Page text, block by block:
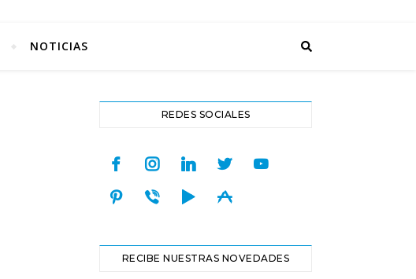
NOTICIAS
REDES SOCIALES
facebookinstagramlinkedintwitteryoutube
pinterest
viber play appstore
RECIBE NUESTRAS NOVEDADES